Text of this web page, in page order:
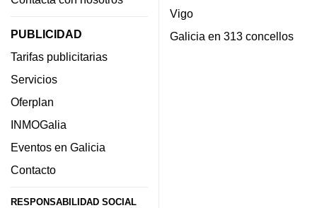
PUBLICIDAD
Tarifas publicitarias
Servicios
Oferplan
INMOGalia
Eventos en Galicia
Contacto
RESPONSABILIDAD SOCIAL
Vigo
Galicia en 313 concellos